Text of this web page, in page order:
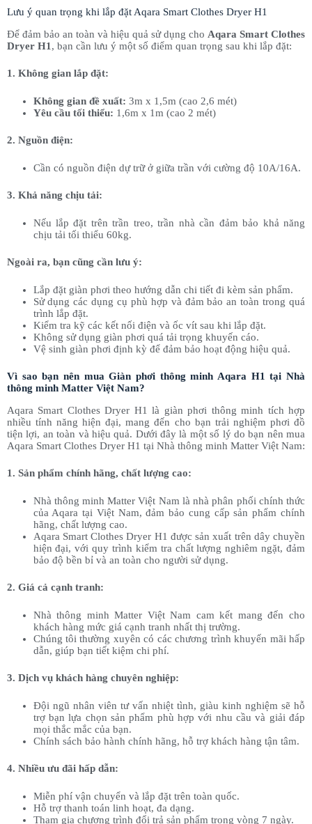
Lưu ý quan trọng khi lắp đặt Aqara Smart Clothes Dryer H1
Để đảm bảo an toàn và hiệu quả sử dụng cho Aqara Smart Clothes
Dryer H1 , bạn cần lưu ý một số điểm quan trọng sau khi lắp đặt:
1. Không gian lắp đặt:
Không gian đề xuất: 3m x 1,5m (cao 2,6 mét)
Yêu cầu tối thiểu: 1,6m x 1m (cao 2 mét)
2. Nguồn điện:
Cần có nguồn điện dự trữ ở giữa trần với cường độ 10A/16A.
3. Khả năng chịu tải:
Nếu lắp đặt trên trần treo, trần nhà cần đảm bảo khả năng
chịu tải tối thiểu 60kg.
Ngoài ra, bạn cũng cần lưu ý:
Lắp đặt giàn phơi theo hướng dẫn chi tiết đi kèm sản phẩm.
Sử dụng các dụng cụ phù hợp và đảm bảo an toàn trong quá
trình lắp đặt.
Kiểm tra kỹ các kết nối điện và ốc vít sau khi lắp đặt.
Không sử dụng giàn phơi quá tải trọng khuyến cáo.
Vệ sinh giàn phơi định kỳ để đảm bảo hoạt động hiệu quả.
Vì sao bạn nên mua Giàn phơi thông minh Aqara H1 tại Nhà
thông minh Matter Việt Nam?
Aqara Smart Clothes Dryer H1 là giàn phơi thông minh tích hợp
nhiều tính năng hiện đại, mang đến cho bạn trải nghiệm phơi đồ
tiện lợi, an toàn và hiệu quả. Dưới đây là một số lý do bạn nên mua
Aqara Smart Clothes Dryer H1 tại Nhà thông minh Matter Việt Nam:
1. Sản phẩm chính hãng, chất lượng cao:
Nhà thông minh Matter Việt Nam là nhà phân phối chính thức
của Aqara tại Việt Nam, đảm bảo cung cấp sản phẩm chính
hãng, chất lượng cao.
Aqara Smart Clothes Dryer H1 được sản xuất trên dây chuyền
hiện đại, với quy trình kiểm tra chất lượng nghiêm ngặt, đảm
bảo độ bền bỉ và an toàn cho người sử dụng.
2. Giá cả cạnh tranh:
Nhà thông minh Matter Việt Nam cam kết mang đến cho
khách hàng mức giá cạnh tranh nhất thị trường.
Chúng tôi thường xuyên có các chương trình khuyến mãi hấp
dẫn, giúp bạn tiết kiệm chi phí.
3. Dịch vụ khách hàng chuyên nghiệp:
Đội ngũ nhân viên tư vấn nhiệt tình, giàu kinh nghiệm sẽ hỗ
trợ bạn lựa chọn sản phẩm phù hợp với nhu cầu và giải đáp
mọi thắc mắc của bạn.
Chính sách bảo hành chính hãng, hỗ trợ khách hàng tận tâm.
4. Nhiều ưu đãi hấp dẫn:
Miễn phí vận chuyển và lắp đặt trên toàn quốc.
Hỗ trợ thanh toán linh hoạt, đa dạng.
Tham gia chương trình đổi trả sản phẩm trong vòng 7 ngày.